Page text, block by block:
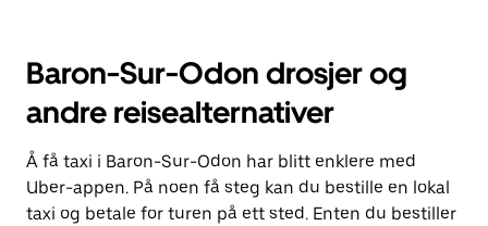
Baron-Sur-Odon drosjer og
andre reisealternativer
Å få taxi i Baron-Sur-Odon har blitt enklere med
Uber-appen. På noen få steg kan du bestille en lokal
taxi og betale for turen på ett sted. Enten du bestiller